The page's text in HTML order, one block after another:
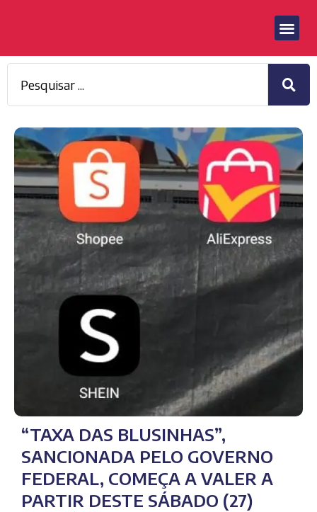
“TAXA DAS BLUSINHAS”,
SANCIONADA PELO GOVERNO
FEDERAL, COMEÇA A VALER A
PARTIR DESTE SÁBADO (27)